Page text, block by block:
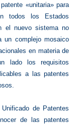
«unitaria» para
todos los Estados
el nuevo sistema no
un complejo mosaico
en materia de
lado los requisitos
a las patentes
de Patentes
de las patentes